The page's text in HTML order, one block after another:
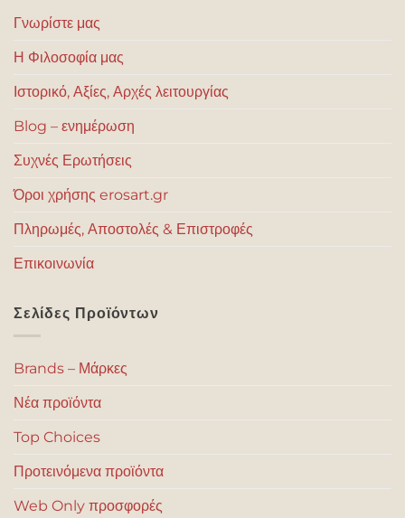
Γνωρίστε μας
Η Φιλοσοφία μας
Ιστορικό, Αξίες, Αρχές λειτουργίας
Blog – ενημέρωση
Συχνές Ερωτήσεις
Όροι χρήσης erosart.gr
Πληρωμές, Αποστολές & Επιστροφές
Επικοινωνία
Σελίδες Προϊόντων
Brands – Μάρκες
Νέα προϊόντα
Top Choices
Προτεινόμενα προϊόντα
Web Only προσφορές